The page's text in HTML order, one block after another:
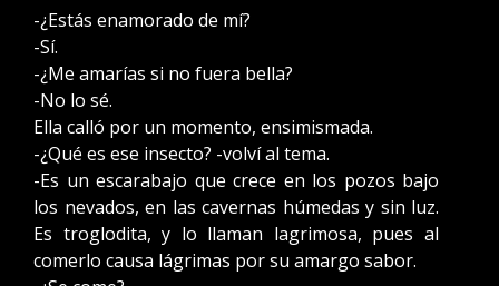
-¿Estás enamorado de mí?
-Sí.
-¿Me amarías si no fuera bella?
-No lo sé.
Ella calló por un momento, ensimismada.
-¿Qué es ese insecto? -volví al tema.
-Es un escarabajo que crece en los pozos bajo
los nevados, en las cavernas húmedas y sin luz.
Es troglodita, y lo llaman lagrimosa, pues al
comerlo causa lágrimas por su amargo sabor.